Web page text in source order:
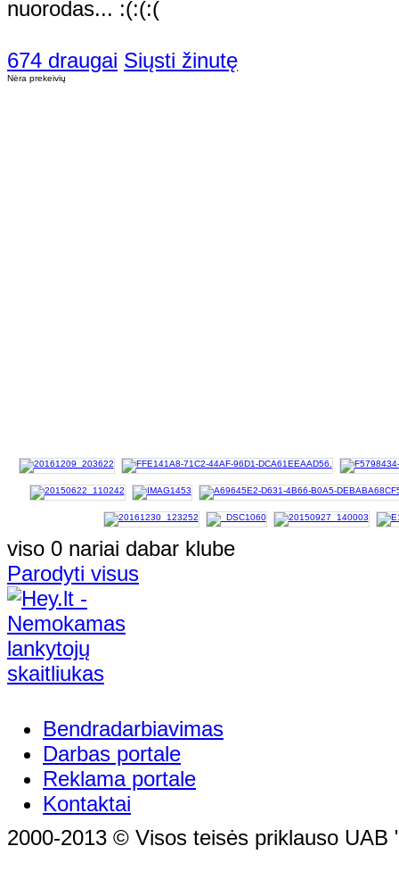
nuorodas... :(:(:(
674 draugai Siųsti žinutę
Nėra prekeivių
viso 0 nariai dabar klube
Parodyti visus
Bendradarbiavimas
Darbas portale
Reklama portale
Kontaktai
2000-2013 © Visos teisės priklauso UAB